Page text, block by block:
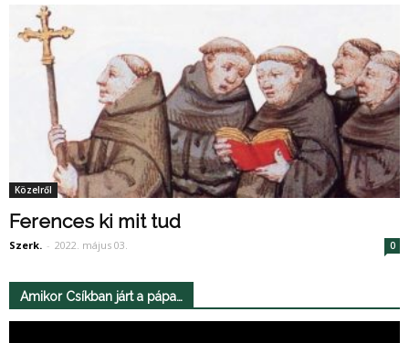
Közelről
Ferences ki mit tud
Szerk. - 2022. május 03. 0
Amikor Csíkban járt a pápa…